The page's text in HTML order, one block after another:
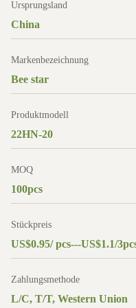
Ursprungsland
China
Markenbezeichnung
Bee star
Produktmodell
22HN-20
MOQ
100pcs
Stückpreis
US$0.95/ pcs---US$1.1/
Zahlungsmethode
L/C, T/T, Western Union